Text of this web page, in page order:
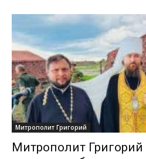
Митрополит Григорий
Митрополит